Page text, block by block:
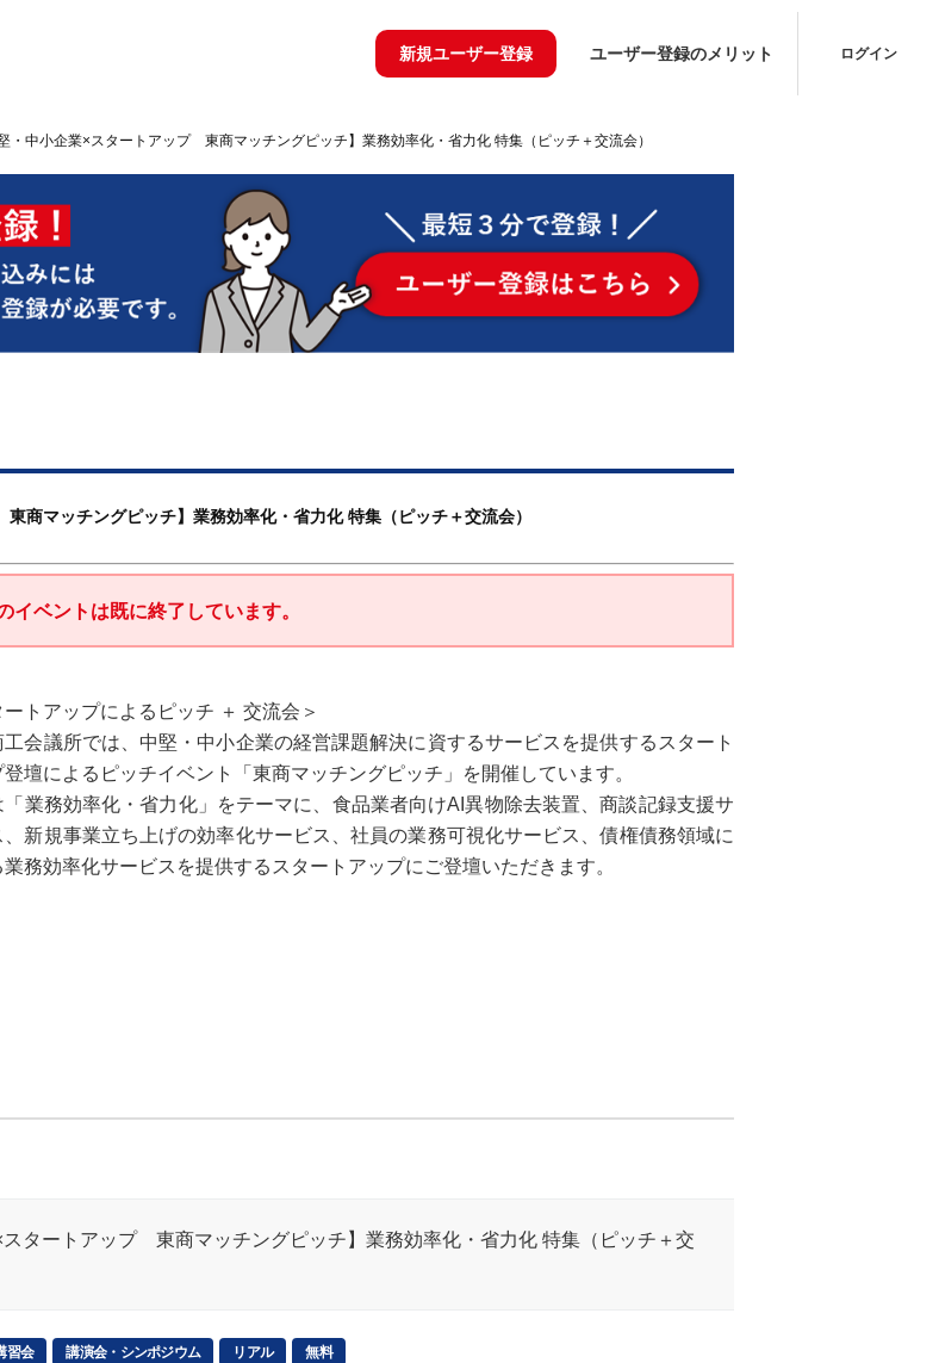
新規ユーザー登録 ユーザー登録のメリット ログイン
堅・中小企業×スタートアップ 東商マッチングピッチ】業務効率化・省力化 特集（ピッチ＋交流会）
マッチングピッチ】業務効率化・省力化 特集（ピッチ＋交流会）
イベントは既に終了しています。
ートアップによるピッチ ＋ 交流会＞
工会議所では、中堅・中小企業の経営課題解決に資するサービスを提供するスタート
登壇によるピッチイベント「東商マッチングピッチ」を開催しています。
「業務効率化・省力化」をテーマに、食品業者向けAI異物除去装置、商談記録支援サ
、新規事業立ち上げの効率化サービス、社員の業務可視化サービス、債権債務領域に
業務効率化サービスを提供するスタートアップにご登壇いただきます。
スタートアップ 東商マッチングピッチ】業務効率化・省力化 特集（ピッチ＋交
習会 講演会・シンポジウム リアル 無料